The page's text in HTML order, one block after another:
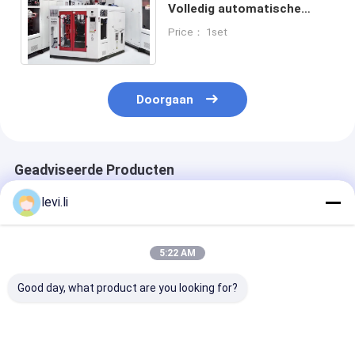
Volledig automatische
productie van 4 holtes
Price： 1set
Doorgaan
Geadviseerde Producten
levi.li
5:22 AM
Good day, what product are you looking for?